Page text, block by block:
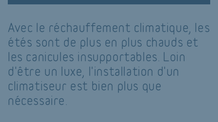
Avec le réchauffement climatique, les
étés sont de plus en plus chauds et
les canicules insupportables. Loin
d'être un luxe, l'installation d'un
climatiseur est bien plus que
nécessaire.